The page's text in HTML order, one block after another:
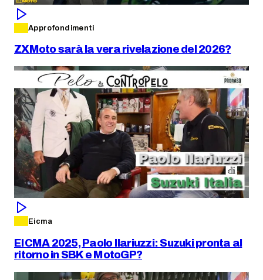
Approfondimenti
ZXMoto sarà la vera rivelazione del 2026?
Eicma
EICMA 2025, Paolo Ilariuzzi: Suzuki pronta al
ritorno in SBK e MotoGP?